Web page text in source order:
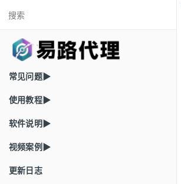
常见问题▶
使用教程▶
软件说明▶
视频案例▶
更新日志